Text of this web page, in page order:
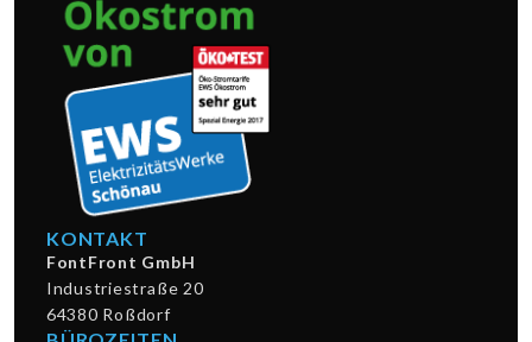
KONTAKT
FontFront GmbH
Industriestraße 20
64380 Roßdorf